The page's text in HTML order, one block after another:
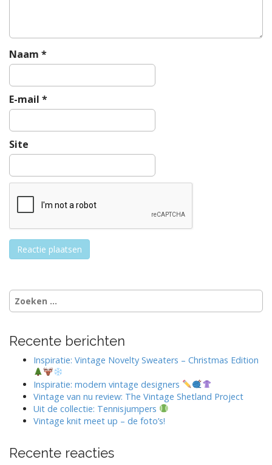
t
i
e
Naam *
E-mail *
Site
Zoeken
naar:
Recente berichten
Inspiratie: Vintage Novelty Sweaters – Christmas Edition
Inspiratie: modern vintage designers
Vintage van nu review: The Vintage Shetland Project
Uit de collectie: Tennisjumpers
Vintage knit meet up – de foto’s!
Recente reacties